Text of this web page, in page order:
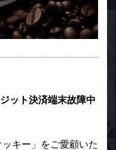
ット決済端末故障中
キー」をご愛顧いた